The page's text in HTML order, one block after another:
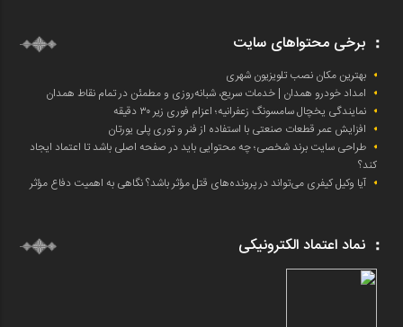
برخی محتواهای سایت
بهترین مکان نصب تلویزیون شهری
امداد خودرو همدان | خدمات سریع، شبانه‌روزی و مطمئن در تمام نقاط همدان
نمایندگی یخچال سامسونگ زعفرانیه؛ اعزام فوری زیر ۳۰ دقیقه
افزایش عمر قطعات صنعتی با استفاده از فنر و توری پلی یورتان
طراحی سایت برند شخصی؛ چه محتوایی باید در صفحه اصلی باشد تا اعتماد ایجاد
کند؟
آیا وکیل کیفری می‌تواند در پرونده‌های قتل مؤثر باشد؟ نگاهی به اهمیت دفاع مؤثر
نماد اعتماد الکترونیکی